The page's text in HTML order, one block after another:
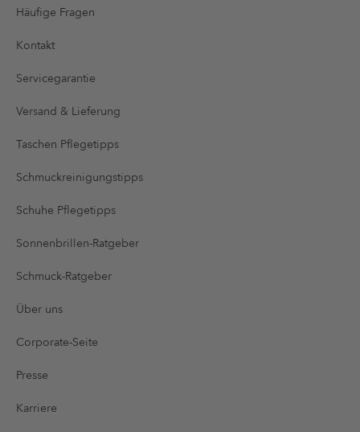
Häufige Fragen
Kontakt
Servicegarantie
Versand & Lieferung
Taschen Pflegetipps
Schmuckreinigungstipps
Schuhe Pflegetipps
Sonnenbrillen-Ratgeber
Schmuck-Ratgeber
Über uns
Corporate-Seite
Presse
Karriere